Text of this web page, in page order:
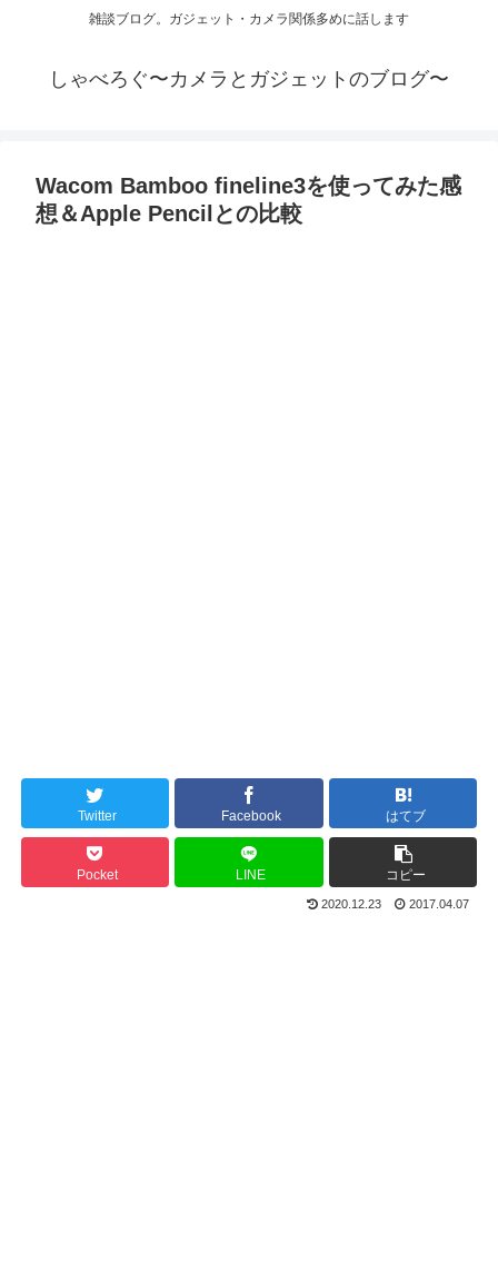
雑談ブログ。ガジェット・カメラ関係多めに話します
しゃべろぐ〜カメラとガジェットのブログ〜
Wacom Bamboo fineline3を使ってみた感
想＆Apple Pencilとの比較
Twitter Facebook はてブ
Pocket LINE コピー
2020.12.23 2017.04.07